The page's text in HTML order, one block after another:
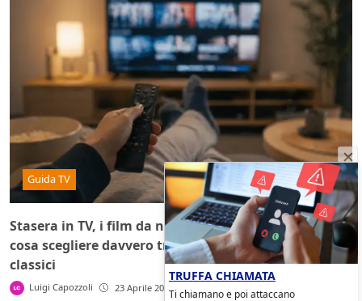
Guida TV
Stasera in TV, i film da non perdere giovedì 23 aprile:
cosa scegliere davvero tra azione, thriller e grandi
classici
Luigi Capozzoli 23 Aprile 2026
TRUFFA CHIAMATA
Ti chiamano e poi attaccano